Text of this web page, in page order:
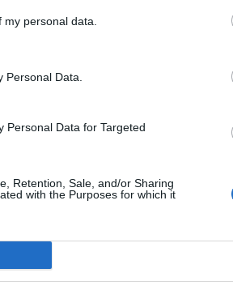
personal data.
Data.
Personal Data for Targeted
Retention, Sale, and/or Sharing
with the Purposes for which it